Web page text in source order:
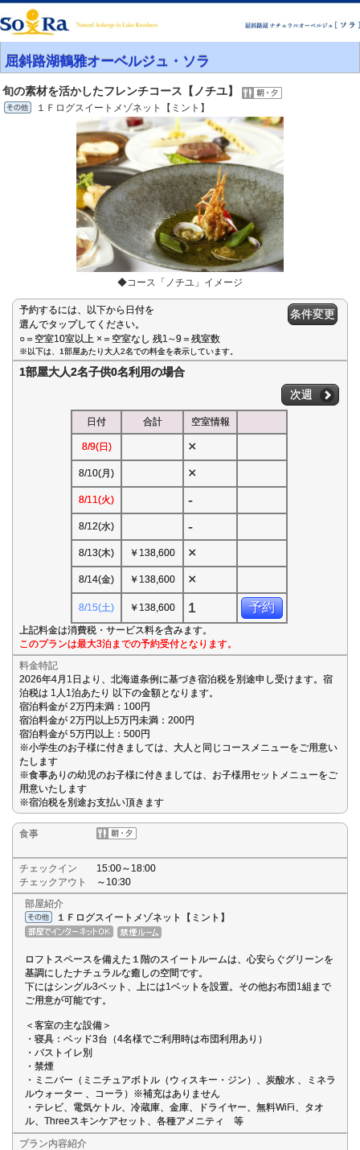
屈斜路湖鶴雅オーベルジュ・ソラ
旬の素材を活かしたフレンチコース【ノチユ】
１Ｆログスイートメゾネット【ミント】
◆コース「ノチユ」イメージ
予約するには、以下から日付を
選んでタップしてください。
○＝空室10室以上 ×＝空室なし 残1∼9＝残室数
条件変更
※以下は、1部屋あたり大人2名での料金を表示しています。
1部屋大人2名子供0名利用の場合
次週
日付 合計 空室情報
8/9(日) ×
8/10(月) ×
8/11(火) -
8/12(水) -
8/13(木) ￥138,600 ×
8/14(金) ￥138,600 ×
8/15(土) ￥138,600 1 予約
上記料金は消費税・サービス料を含みます。
このプランは最大3泊までの予約受付となります。
料金特記
2026年4月1日より、北海道条例に基づき宿泊税を別途申し受けます。宿
泊税は 1人1泊あたり 以下の金額となります。
宿泊料金が 2万円未満：100円
宿泊料金が 2万円以上5万円未満：200円
宿泊料金が 5万円以上：500円
※小学生のお子様に付きましては、大人と同じコースメニューをご用意い
たします
※食事ありの幼児のお子様に付きましては、お子様用セットメニューをご
用意いたします
※宿泊税を別途お支払い頂きます
食事
チェックイン
15:00～18:00
チェックアウト
～10:30
部屋紹介
１Ｆログスイートメゾネット【ミント】
ロフトスペースを備えた１階のスイートルームは、心安らぐグリーンを
基調にしたナチュラルな癒しの空間です。
下にはシングル3ベット、上には1ベットを設置。その他お布団1組まで
ご用意が可能です。
＜客室の主な設備＞
・寝具：ベッド3台（4名様でご利用時は布団利用あり）
・バストイレ別
・禁煙
・ミニバー（ミニチュアボトル（ウィスキー・ジン）、炭酸水 、ミネラ
ルウォーター 、コーラ）※補充はありません
・テレビ、電気ケトル、冷蔵庫、金庫、ドライヤー、無料WiFi、タオ
ル、Threeスキンケアセット、各種アメニティ 等
プラン内容紹介